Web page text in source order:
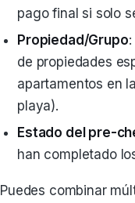
pago final si solo
Propiedad/Grupo
de propiedades
apartamentos en
playa).
Estado del pre-
han completado
Puedes combinar